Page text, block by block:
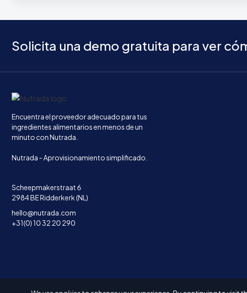
Solicita una demo gratuita para ver
Inicio
Encuentra el proveedor adecuado para tus
ingredientes alimentarios en menos de un
minuto con Nutrada.
Nutrada - Aprovisionamiento simplificado.
Scheepmakerstraat 6
2984 BE Ridderkerk (NL)
hello@nutrada.com
+31(0) 10 32 20 290